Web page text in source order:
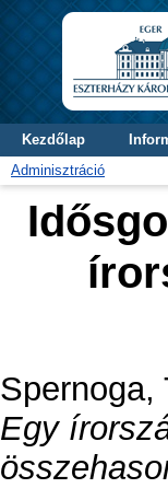
Kezdőlap
Adminisztráció
Spernoga,
Egy